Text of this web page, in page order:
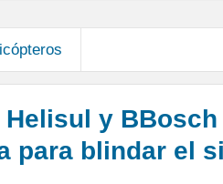
y
para blindar el